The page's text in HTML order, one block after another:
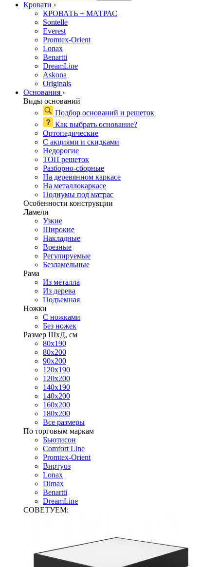
Кровати ›
КРОВАТЬ + МАТРАС
Sontelle
Everest
Promtex-Orient
Lonax
Benartti
DreamLine
Askona
Originals
Основания ›
Виды оснований
Подбор оснований и решеток
Как выбрать основание?
Ортопедические
С акциями и скидками
Недорогие
ТОП решеток
Разборно-сборные
На деревянном каркасе
На металлокаркасе
Подиумы под матрас
Особенности конструкции
Ламели
Узкие
Широкие
Накладные
Врезные
Регулируемые
Безламельные
Рама
Из металла
Из дерева
Подъемная
Ножки
С ножками
Без ножек
Размер ШхД, см
80х190
80х200
90х200
120х190
120х200
140х190
140х200
160х200
180х200
Все размеры
По торговым маркам
Бьютисон
Comfort Line
Promtex-Orient
Виртуоз
Lonax
Dimax
Benartti
DreamLine
СОВЕТУЕМ: